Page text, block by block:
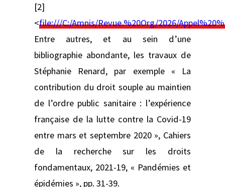
[2]
<file:///C:/Amnis/Revue.%20Org/2026/
Entre autres, et au sein d’une
bibliographie abondante, les travaux de
Stéphanie Renard, par exemple « La
contribution du droit souple au maintien
de l’ordre public sanitaire : l’expérience
française de la lutte contre la Covid-19
entre mars et septembre 2020 », Cahiers
de la recherche sur les droits
fondamentaux, 2021-19, « Pandémies et
épidémies », pp. 31-39.